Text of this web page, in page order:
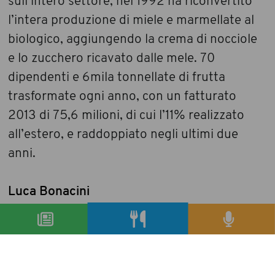
l’intera produzione di miele e marmellate al
biologico, aggiungendo la crema di nocciole
e lo zucchero ricavato dalle mele. 70
dipendenti e 6mila tonnellate di frutta
trasformate ogni anno, con un fatturato
2013 di 75,6 milioni, di cui l’11% realizzato
all’estero, e raddoppiato negli ultimi due
anni.
Luca Bonacini